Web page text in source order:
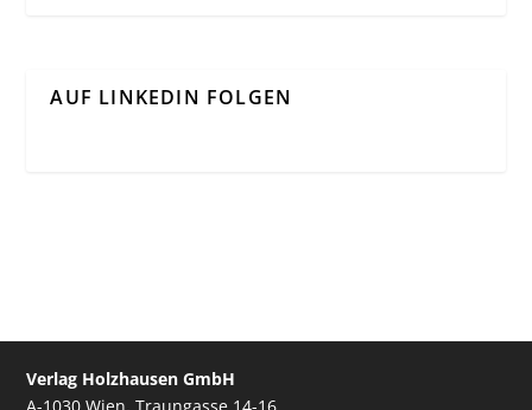
AUF LINKEDIN FOLGEN
Verlag Holzhausen GmbH
A-1030 Wien, Traungasse 14-16